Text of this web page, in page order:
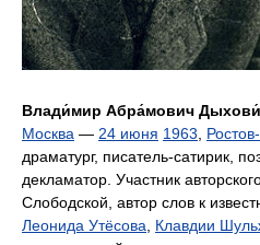
Влади́мир Абра́мович
Москва — 24 июня 1963,
драматург, писатель-сатирик,
декламатор. Участник
Слободской, автор слов к
Леонида Утёсова, Клавдии